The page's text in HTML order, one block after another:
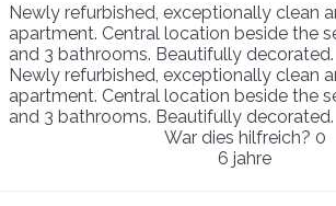
Newly refurbished, exceptionally clean
apartment. Central location beside the
and 3 bathrooms. Beautifully decorated.
Newly refurbished, exceptionally clean
apartment. Central location beside the
and 3 bathrooms. Beautifully decorated.
War dies hilfreich? 0
6 jahre